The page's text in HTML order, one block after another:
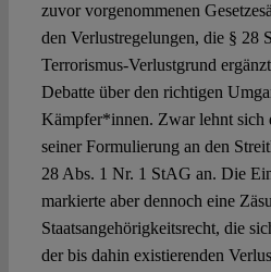
zuvor vorgenommenen
den Verlustregelungen, die § 28
Terrorismus-Verlustgrund
Debatte über den richtigen
Kämpfer*innen. Zwar lehnt sich
seiner Formulierung an den
28 Abs. 1 Nr. 1 StAG an. Die
markierte aber dennoch eine
Staatsangehörigkeitsrecht, die
der bis dahin existierenden